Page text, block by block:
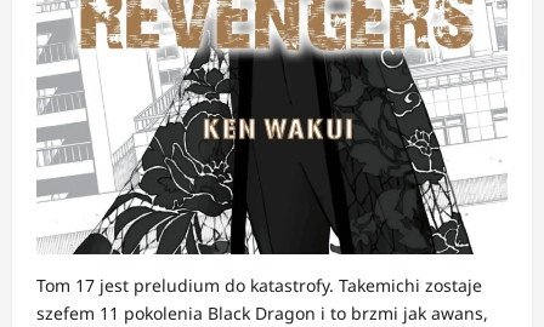
Tom 17 jest preludium do katastrofy. Takemichi zostaje
szefem 11 pokolenia Black Dragon i to brzmi jak awans,